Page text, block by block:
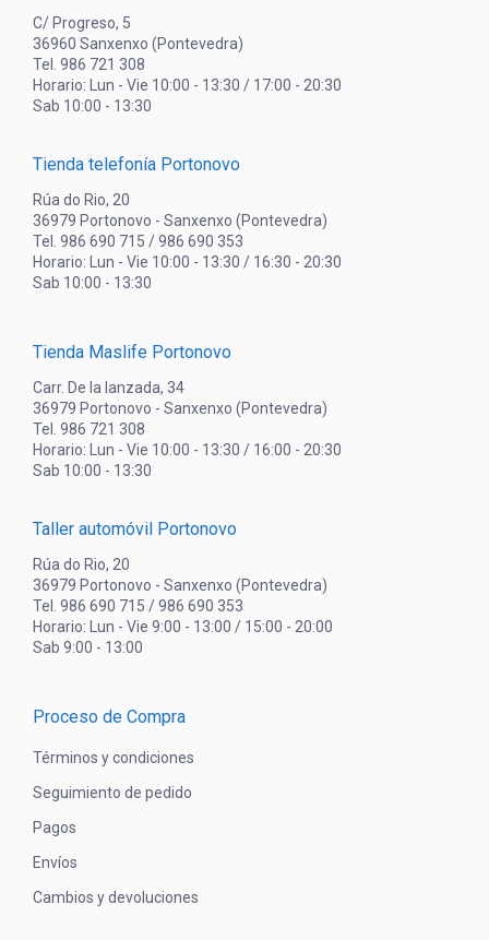
C/ Progreso, 5
36960 Sanxenxo (Pontevedra)
Tel. 986 721 308
Horario: Lun - Vie 10:00 - 13:30 / 17:00 - 20:30
Sab 10:00 - 13:30
Tienda telefonía Portonovo
Rúa do Rio, 20
36979 Portonovo - Sanxenxo (Pontevedra)
Tel. 986 690 715 / 986 690 353
Horario: Lun - Vie 10:00 - 13:30 / 16:30 - 20:30
Sab 10:00 - 13:30
Tienda Maslife Portonovo
Carr. De la lanzada, 34
36979 Portonovo - Sanxenxo (Pontevedra)
Tel. 986 721 308
Horario: Lun - Vie 10:00 - 13:30 / 16:00 - 20:30
Sab 10:00 - 13:30
Taller automóvil Portonovo
Rúa do Rio, 20
36979 Portonovo - Sanxenxo (Pontevedra)
Tel. 986 690 715 / 986 690 353
Horario: Lun - Vie 9:00 - 13:00 / 15:00 - 20:00
Sab 9:00 - 13:00
Proceso de Compra
Términos y condiciones
Seguimiento de pedido
Pagos
Envíos
Cambios y devoluciones